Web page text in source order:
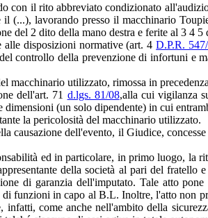
il rito abbreviato condizionato
lavorando presso il macchinario
del 2 dito della mano destra e ferite al 3 4
alle disposizioni normative (art. 4D.P.R.
controllo della prevenzione di infortuni e
macchinario utilizzato, rimossa in
dell'art. 71 d.lgs. 81/08,alla cui vigilanza
(un solo dipendente) in cui
la pericolosità del macchinario utilizzato.
causazione dell'evento, il Giudice,
ed in particolare, in primo luogo, la
della società al pari del fratello
di garanzia dell'imputato. Tale atto
funzioni in capo al B.L. Inoltre, l'atto non
come anche nell'ambito della